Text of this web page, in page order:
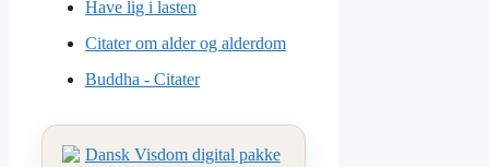
Have lig i lasten
Citater om alder og alderdom
Buddha - Citater